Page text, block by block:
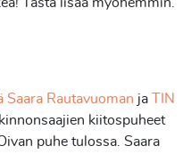
Saara Rautavuoman ja
TIN
kiitospuheet
puhe tulossa. Saara